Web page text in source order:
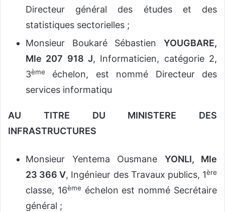
Directeur général des études et des
statistiques sectorielles ;
Monsieur Boukaré Sébastien YOUGBARE,
Mle 207 918 J, Informaticien, catégorie 2,
3ème
échelon, est nommé Directeur des
services informatiqu
AU TITRE DU MINISTERE DES
INFRASTRUCTURES
Monsieur Yentema Ousmane YONLI, Mle
23 366 V, Ingénieur des Travaux publics, 1ère
classe, 16ème échelon est nommé Secrétaire
général ;